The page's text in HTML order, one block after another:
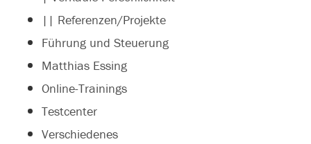
|| Referenzen/Projekte
Führung und Steuerung
Matthias Essing
Online-Trainings
Testcenter
Verschiedenes